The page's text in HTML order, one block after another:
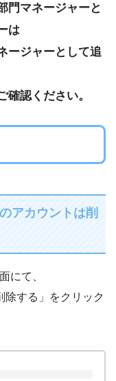
門マネージャーと
は
ージャーとして追
確認ください。
アカウントは削
にて、
除する」をクリック